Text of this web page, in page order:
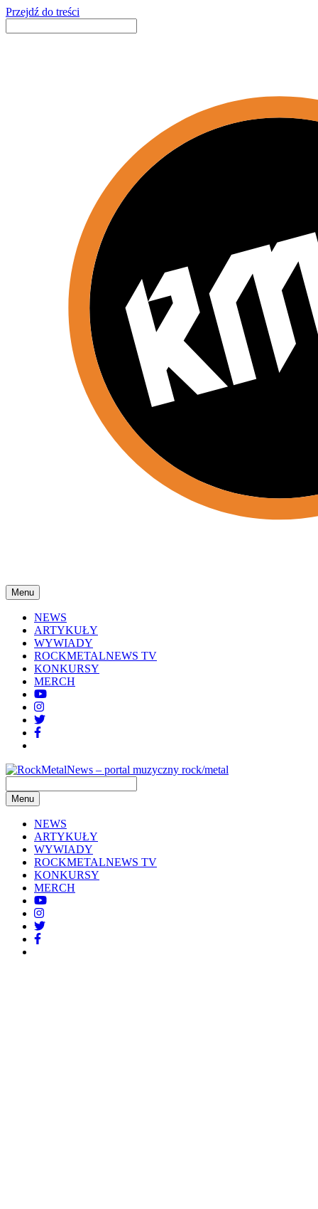
Przejdź do treści
Menu
NEWS
ARTYKUŁY
WYWIADY
ROCKMETALNEWS TV
KONKURSY
MERCH
Menu
NEWS
ARTYKUŁY
WYWIADY
ROCKMETALNEWS TV
KONKURSY
MERCH